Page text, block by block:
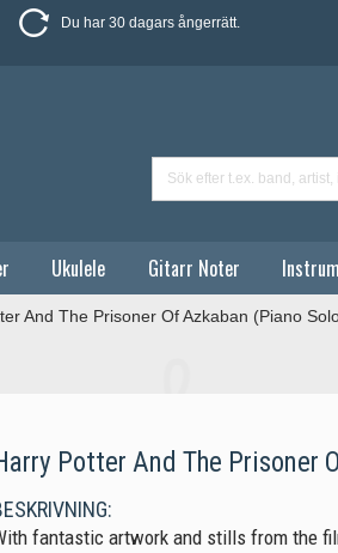
Du har 30 dagars ångerrätt.
Ukulele Gitarr Noter
And The Prisoner Of Azkaban (Piano
Potter And The Prisoner
fantastic artwork and stills from the